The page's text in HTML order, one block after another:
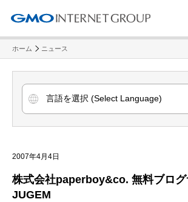
ホーム ニュース
2007年4月4日
株式会社paperboy&co. 無料ブログ
JUGEM